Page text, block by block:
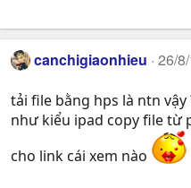
canchigiaonhieu 26/
tải file bằng hps là ntn
như kiểu ipad copy file từ
cho link cái xem nào